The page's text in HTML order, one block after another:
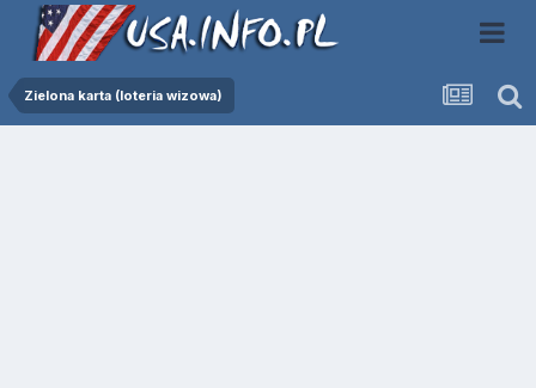
Zielona karta (loteria wizowa)